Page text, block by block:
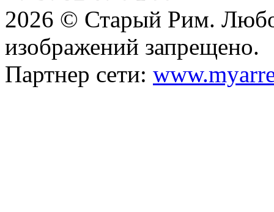
2026 © Старый Рим.
изображений запрещено.
Партнер сети: